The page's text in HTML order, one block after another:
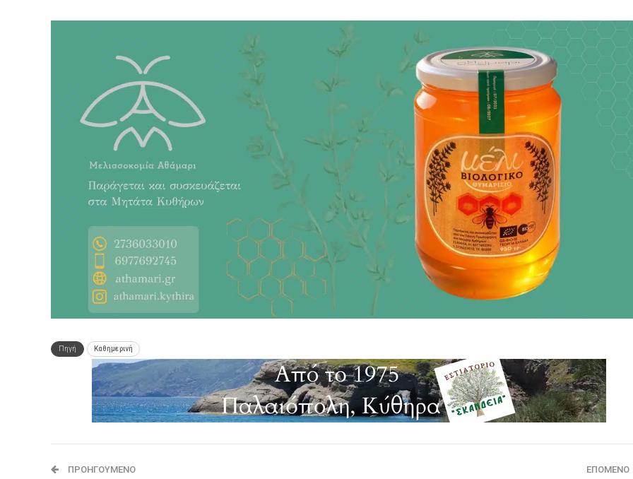
Πηγή Καθημερινή
ΠΡΟΗΓΟΎΜΕΝΟ ΕΠΌΜΕΝΟ